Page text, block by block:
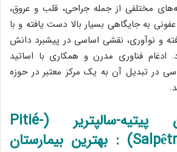
مختلفی از جمله جراحی، قلب و عروق،
به جایگاهی بسیار بالا دست یافته و با
و نوآوری، نقشی اساسی در پیشبرد دانش
ادغام فناوری مدرن و همکاری با اساتید
در تبدیل آن به یک مرکز معتبر در حوزه
8. بیمارستان پیتیه-سالپتریر (Pitié-
Salpêtrière Hospital) : بهترین بیمارستان